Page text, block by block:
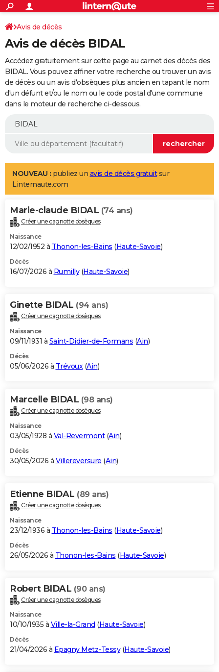
ACTUALITÉS
Politique
Société
Faits Divers
Education
Monde
Villes
+
SPORT
Coupe du monde 2026
Football
Tennis
Cyclisme
Rugby
Forum
Programme TV
TNT
Streaming
Cinéma
Sorties cinéma
Musique
+
FINANCE
Retraite
Impôts
Epargne
Immobilier
Risques naturels par ville
Banque
Assurance
Crédit
AUTO
Essais
Réserver un essai
Citadines
Berlines
SUV
Forum auto
+
Mobiles
Meilleur smartphone
Internet
Ordinateurs
Jeux vidéo
Guide high-tech
Aménagement intérieur
LIFESTYLE
Art de vivre
Bien-être
Loisirs
Mode
Modes de vie
Alimentation
Guide de la santé
Maladies
Médicaments
Sommeil
VOYAGE
Destinations
City break
Voyage nature
Voyage de noces
Forum
Climat
+PHOTO
GUIDES D'ACHAT
BONS PLANS
Carte de Noël
Carte Bonne année
Carte Saint-Valentin
Carte Pâques
Carte d'anniversaire
DICTIONNAIRE
Dictionnaire
Biographies
Citations
Expressions
Proverbes
PROGRAMME TV
S'inscrire
Se connecter
Lycées
Collèges
Primaires
Universités
Entreprises
Service militaire
Avis de recherche
AVIS DE DÉCÈS
Bricolage
Lifestyle
Culture
Sport
Auto
Television
Voyage
Cinema
Avis de décès
Avis de décès BIDAL
Accédez gratuitement sur cette page au carnet des décès des
BIDAL. Vous pouvez affiner votre recherche ou trouver un avis
de décès ou un avis d'obsèques plus ancien en tapant le nom
d'un défunt et/ou le nom ou le code postal d'une commune
dans le moteur de recherche ci-dessous.
NOUVEAU : publiez un avis de décès gratuitsur
Linternaute.com
Marie-claude BIDAL (74 ans)
Créer une cagnotte obsèques
Naissance
12/02/1952 à Thonon-les-Bains (Haute-Savoie)
Décès
16/07/2026 à Rumilly(Haute-Savoie)
Ginette BIDAL (94 ans)
Créer une cagnotte obsèques
Naissance
09/11/1931 à Saint-Didier-de-Formans (Ain)
Décès
05/06/2026 à Trévoux(Ain)
Marcelle BIDAL (98 ans)
Créer une cagnotte obsèques
Naissance
03/05/1928 à Val-Revermont(Ain)
Décès
30/05/2026 à Villereversure (Ain)
Etienne BIDAL (89 ans)
Créer une cagnotte obsèques
Naissance
23/12/1936 à Thonon-les-Bains (Haute-Savoie)
Décès
26/05/2026 à Thonon-les-Bains (Haute-Savoie)
Robert BIDAL (90 ans)
Créer une cagnotte obsèques
Naissance
10/10/1935 à Ville-la-Grand (Haute-Savoie)
Décès
21/04/2026 à Epagny Metz-Tessy(Haute-Savoie)